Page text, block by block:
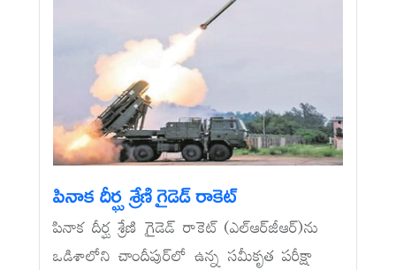
పినాక దీర్ఘ శ్రేణి గైడెడ్‌ రాకెట్‌
పినాక దీర్ఘ శ్రేణి గైడెడ్‌ రాకెట్‌ (ఎల్‌ఆర్‌జీఆర్‌)ను
ఒడిశాలోని చాందీపుర్‌లో ఉన్న సమీకృత పరీక్షా